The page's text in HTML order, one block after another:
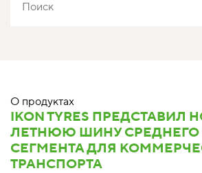
О продуктах
IKON TYRES ПРЕДСТАВИЛ
ЛЕТНЮЮ ШИНУ СРЕДНЕГО
СЕГМЕНТА ДЛЯ
ТРАНСПОРТА